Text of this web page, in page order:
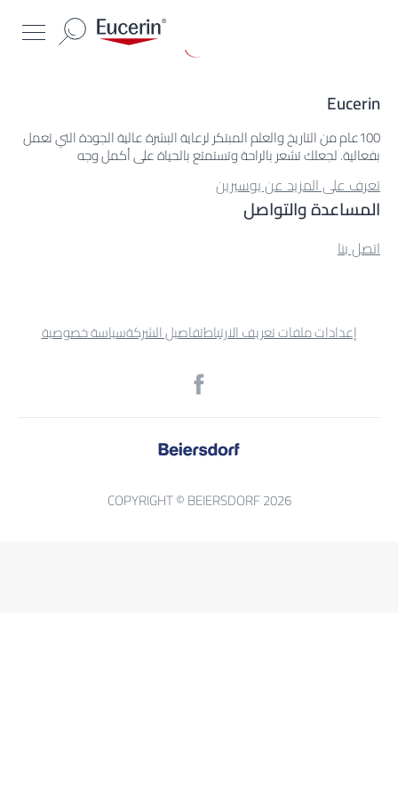
Eucerin
100عام من التاريخ والعلم المبتكر لرعاية البشرة عالية الجودة التي تعمل
بفعالية. لجعلك تشعر بالراحة وتستمتع بالحياة على أكمل وجه
تعرف على المزيد عن يوسيرين
المساعدة والتواصل
اتصل بنا
إعدادات ملفات تعريف الارتباطتفاصيل الشركةسياسة خصوصية
COPYRIGHT © BEIERSDORF 2026